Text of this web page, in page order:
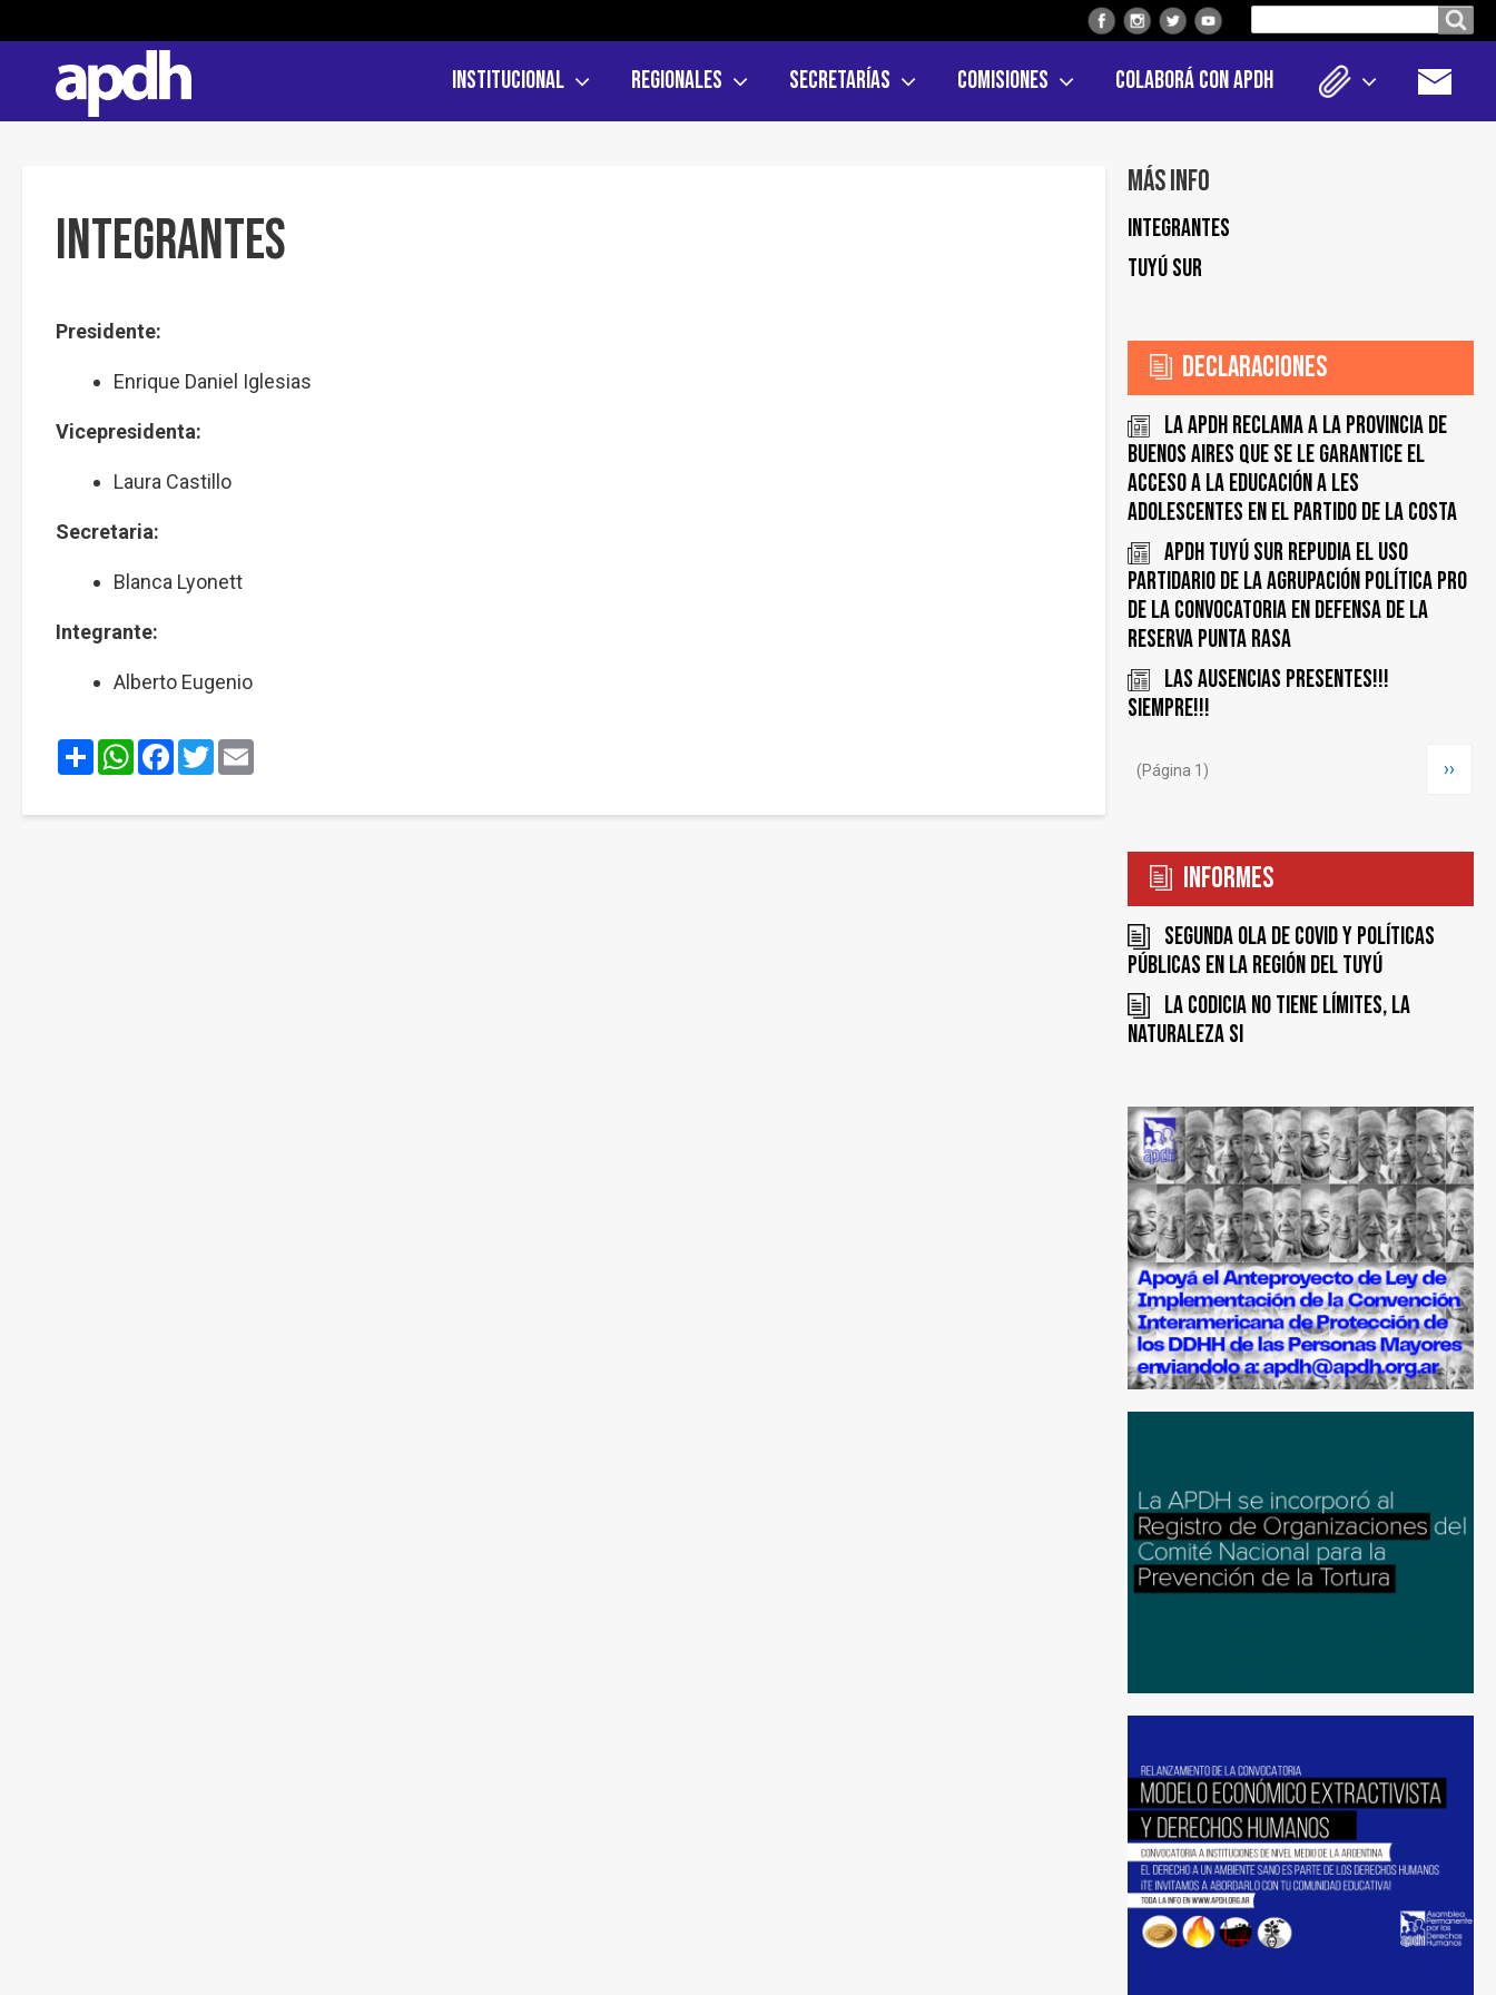
el
sitio
Institucional Regionales Secretarías Comisiones Colaborá con APDH
Integrantes
Presidente:
Enrique Daniel Iglesias
Vicepresidenta:
Laura Castillo
Secretaria:
Blanca Lyonett
Integrante:
Alberto Eugenio
ShareWhatsApp
Facebook
Twitter
Más info
Integrantes
Tuyú Sur
Declaraciones
La APDH reclama a la provincia de
Buenos Aires que se le garantice el
acceso a la educación a les
adolescentes en el Partido de la Costa
APDH Tuyú Sur repudia el uso
partidario de la agrupación política PRO
de la convocatoria en defensa de la
Reserva Punta Rasa
Las ausencias presentes!!!
Siempre!!!
(Página 1) ››
Informes
Segunda ola de COVID y políticas
públicas en la región del Tuyú
La codicia no tiene límites, la
naturaleza si